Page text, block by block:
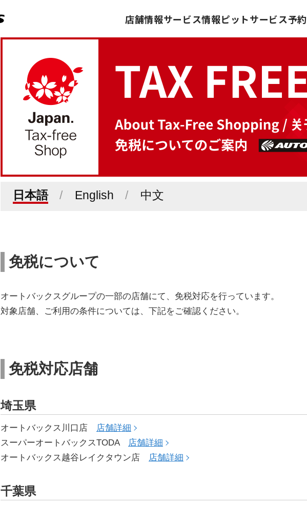
店舗情報サービス情報ピットサービス予約
日本語 English 中文
免税について
オートバックスグループの一部の店舗にて、免税対応を行っています。
対象店舗、ご利用の条件については、下記をご確認ください。
免税対応店舗
埼玉県
オートバックス川口店
店舗詳細
スーパーオートバックスTODA
店舗詳細
オートバックス越谷レイクタウン店
店舗詳細
千葉県